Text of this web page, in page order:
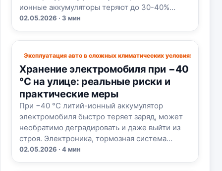
ионные аккумуляторы теряют до 30-40%…
02.05.2026 · 3 мин
Эксплуатация авто в сложных климатических условиях
Хранение электромобиля при −40
°C на улице: реальные риски и
практические меры
При −40 °C литий-ионный аккумулятор
электромобиля быстро теряет заряд, может
необратимо деградировать и даже выйти из
строя. Электроника, тормозная система…
02.05.2026 · 4 мин